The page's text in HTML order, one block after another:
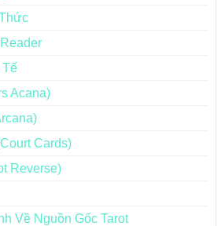
Tế
Acana)
Cards)
Reverse)
Về Nguồn Gốc Tarot